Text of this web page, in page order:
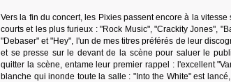
Vers la fin du concert, les Pixies passent encore à la
courts et les plus furieux : "Rock Music", "Crackity Jones",
"Debaser" et "Hey", l'un de mes titres préférés de leur
et se presse sur le devant de la scène pour saluer le
quitter la scène, entame leur premier rappel : l'excellent
blanche qui inonde toute la salle : "Into the White" est